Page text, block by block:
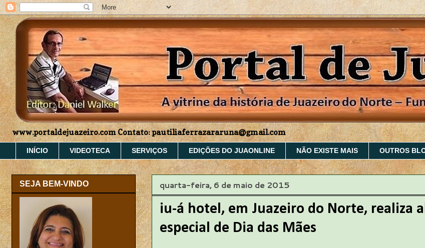
www.portaldejuazeiro.com Contato: pautiliaferrazararuna@gmail.com
INÍCIO VIDEOTECA SERVIÇOS EDIÇÕES DO JUAONLINE NÃO EXISTE MAIS OUTROS
quarta-feira, 6 de maio de 2015
iu-á hotel, em Juazeiro do Norte, realiza
especial de Dia das Mães
SEJA BEM-VINDO